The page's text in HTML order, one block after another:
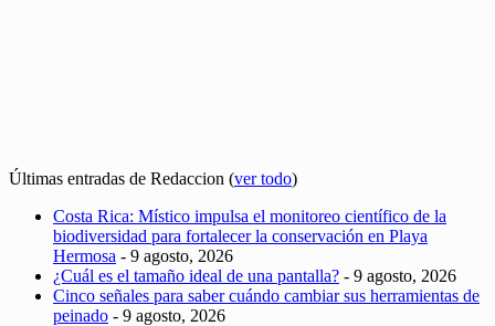
Últimas entradas de Redaccion (ver todo)
Costa Rica: Místico impulsa el monitoreo científico de la
biodiversidad para fortalecer la conservación en Playa
Hermosa - 9 agosto, 2026
¿Cuál es el tamaño ideal de una pantalla? - 9 agosto, 2026
Cinco señales para saber cuándo cambiar sus herramientas de
peinado - 9 agosto, 2026